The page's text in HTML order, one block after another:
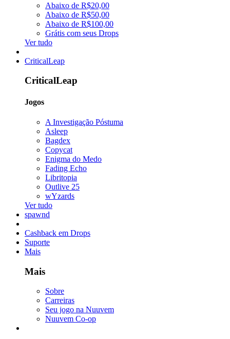
Abaixo de R$20,00
Abaixo de R$50,00
Abaixo de R$100,00
Grátis com seus Drops
Ver tudo
CriticalLeap
CriticalLeap
Jogos
A Investigação Póstuma
Asleep
Bagdex
Copycat
Enigma do Medo
Fading Echo
Libritopia
Outlive 25
wYzards
Ver tudo
spawnd
Cashback em Drops
Suporte
Mais
Mais
Sobre
Carreiras
Seu jogo na Nuuvem
Nuuvem Co-op